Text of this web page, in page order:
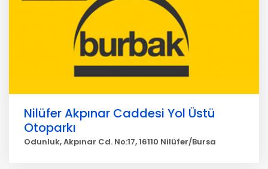
Nilüfer Akpınar Caddesi Yol Üstü
Otoparkı
Odunluk, Akpınar Cd. No:17, 16110 Nilüfer/Bursa